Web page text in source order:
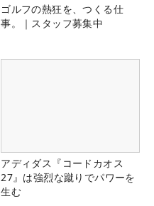
ゴルフの熱狂を、つくる仕
事。｜スタッフ募集中
アディダス『コードカオス
27』は強烈な蹴りでパワーを
生む